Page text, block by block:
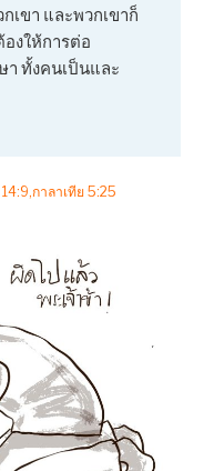
เขา และพวกเขาก็
งให้การต่อ
า ทั้งคนเป็นและ
กาลาเทีย 5:25